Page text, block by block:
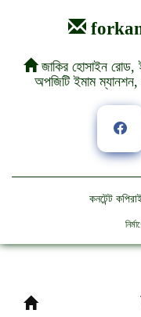
জাকির হোসাইন রোড,
অপজিটি ইমাম
কনটেন্ট